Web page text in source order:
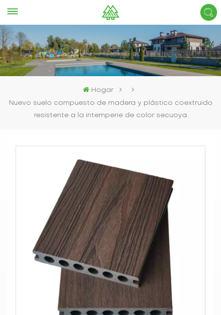
Hogar
Nuevo suelo compuesto de madera y plástico coextruido
resistente a la intemperie de color secuoya